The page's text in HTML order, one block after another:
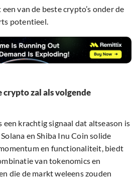
van de beste crypto’s onder de
potentieel.
zal als volgende
een krachtig signaal dat altseason is
en Shiba Inu Coin solide
en functionaliteit, biedt
van tokenomics en
die de markt weleens zouden